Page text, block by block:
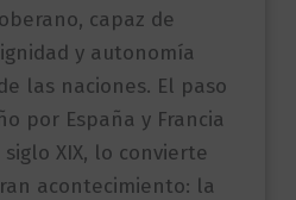
capaz de
y autonomía
las naciones. El paso
por España y Francia
XIX, lo convierte
acontecimiento: la